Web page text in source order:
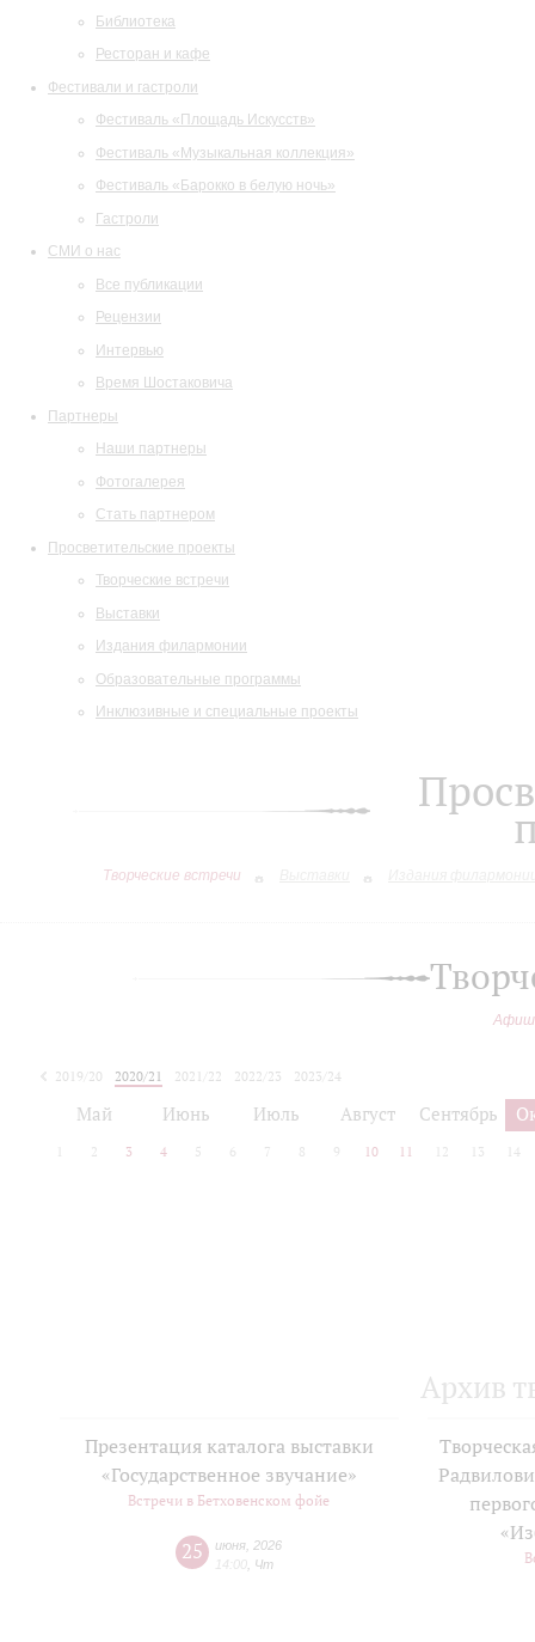
Библиотека
Ресторан и кафе
Фестивали и гастроли
Фестиваль «Площадь Искусств»
Фестиваль «Музыкальная коллекция»
Фестиваль «Барокко в белую ночь»
Гастроли
СМИ о нас
Все публикации
Рецензии
Интервью
Время Шостаковича
Партнеры
Наши партнеры
Фотогалерея
Стать партнером
Просветительские проекты
Творческие встречи
Выставки
Издания филармонии
Образовательные программы
Инклюзивные и специальные проекты
Творческие встречи
2019/20 2020/21 2021/22 2022/23
2023/24
Май Июнь Июль Август Сентябрь
2 3 4 5 6 7 8 9 10 11 12 13 14
Архив
Презентация каталога выставки
«Государственное звучание»
Встречи в Бетховенском фойе
25 июня 2026
14:00 Чт